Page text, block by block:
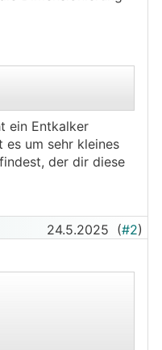
ein Entkalker
es um sehr kleines
der dir diese
24.5.2025 (#2)